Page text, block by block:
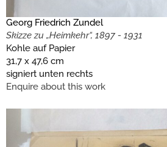
Georg Friedrich Zundel
Skizze zu „Heimkehr“, 1897 - 1931
Kohle auf Papier
31,7 x 47,6 cm
signiert unten rechts
Enquire about this work